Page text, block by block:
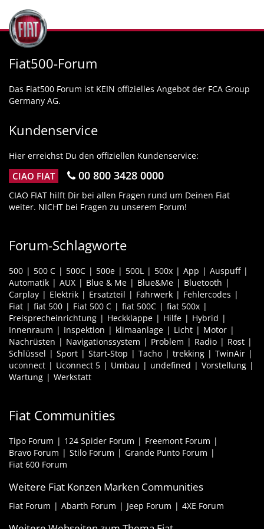
Fiat500-Forum
Das Fiat500 Forum ist KEIN offizielles Angebot der FCA Group
Germany AG.
Kundenservice
Hier erreichst Du den offiziellen Kundenservice:
CIAO FIAT 00 800 3428 0000
CIAO FIAT hilft Dir bei allen Fragen rund um Deinen Fiat
weiter. NICHT bei Fragen zu unserem Forum!
Forum-Schlagworte
500 500 C 500C 500e 500L 500x App
Auspuff
Automatik
AUX Blue & Me Blue&Me
Bluetooth
Carplay
Elektrik Ersatzteil Fahrwerk
Fehlercodes
Fiat
fiat 500 Fiat 500 C fiat 500C
fiat 500x
Freisprecheinrichtung
Heckklappe Hilfe
Hybrid
Innenraum
Inspektion klimaanlage Licht
Motor
Nachrüsten
Navigationssystem Problem Radio
Rost
Schlüssel
Sport Start-Stop Tacho trekking
TwinAir
uconnect
Uconnect 5 Umbau undefined
Vorstellung
Wartung
Werkstatt
Fiat Communities
Tipo Forum 124 Spider Forum
Freemont Forum
Bravo Forum
Stilo Forum
Grande Punto Forum
Fiat 600 Forum
Weitere Fiat Konzen Marken Communities
Fiat Forum Abarth Forum Jeep Forum 4XE Forum